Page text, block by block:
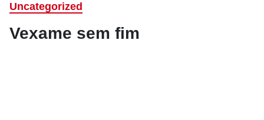
Uncategorized
Vexame sem fim